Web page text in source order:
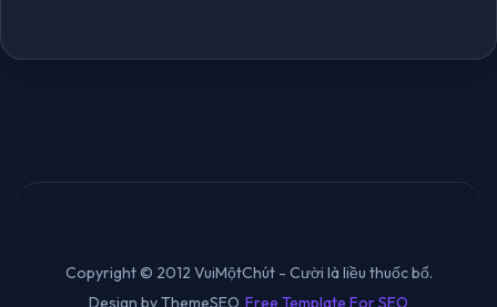
Copyright © 2012 VuiMộtChút - Cười là liều thuốc bổ.
Design by ThemeSEO, Free Template For SEO